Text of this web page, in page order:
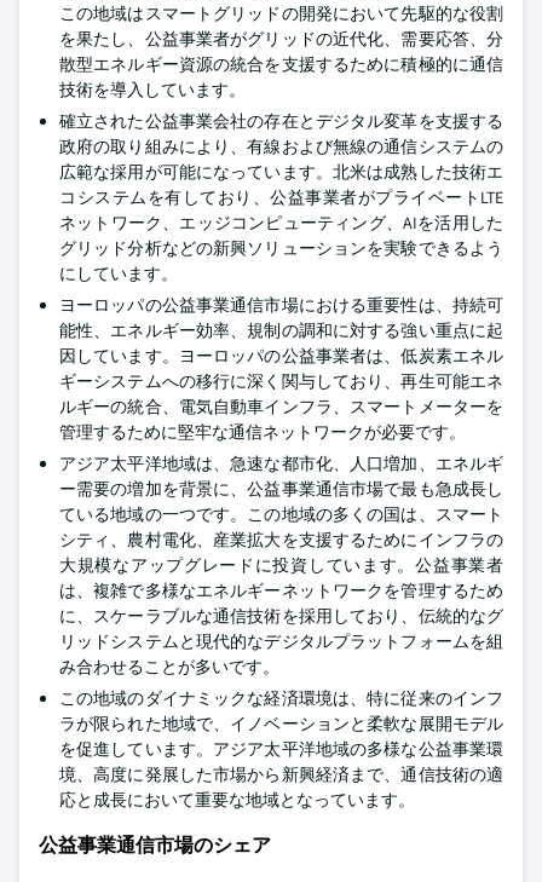
この地域はスマートグリッドの開発において先駆的な役割
を果たし、公益事業者がグリッドの近代化、需要応答、分
散型エネルギー資源の統合を支援するために積極的に通信
技術を導入しています。
確立された公益事業会社の存在とデジタル変革を支援する
政府の取り組みにより、有線および無線の通信システムの
広範な採用が可能になっています。北米は成熟した技術エ
コシステムを有しており、公益事業者がプライベートLTE
ネットワーク、エッジコンピューティング、AIを活用した
グリッド分析などの新興ソリューションを実験できるよう
にしています。
ヨーロッパの公益事業通信市場における重要性は、持続可
能性、エネルギー効率、規制の調和に対する強い重点に起
因しています。ヨーロッパの公益事業者は、低炭素エネル
ギーシステムへの移行に深く関与しており、再生可能エネ
ルギーの統合、電気自動車インフラ、スマートメーターを
管理するために堅牢な通信ネットワークが必要です。
アジア太平洋地域は、急速な都市化、人口増加、エネルギ
ー需要の増加を背景に、公益事業通信市場で最も急成長し
ている地域の一つです。この地域の多くの国は、スマート
シティ、農村電化、産業拡大を支援するためにインフラの
大規模なアップグレードに投資しています。公益事業者
は、複雑で多様なエネルギーネットワークを管理するため
に、スケーラブルな通信技術を採用しており、伝統的なグ
リッドシステムと現代的なデジタルプラットフォームを組
み合わせることが多いです。
この地域のダイナミックな経済環境は、特に従来のインフ
ラが限られた地域で、イノベーションと柔軟な展開モデル
を促進しています。アジア太平洋地域の多様な公益事業環
境、高度に発展した市場から新興経済まで、通信技術の適
応と成長において重要な地域となっています。
公益事業通信市場のシェア